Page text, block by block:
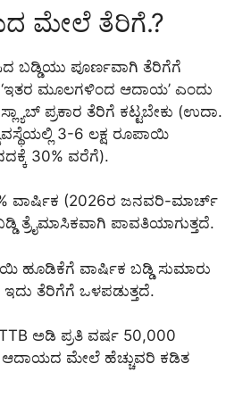
ಮೇಲೆ ತೆರಿಗೆ.?
ಬಡ್ಡಿಯು ಪೂರ್ಣವಾಗಿ ತೆರಿಗೆಗೆ
‘ಇತರ ಮೂಲಗಳಿಂದ ಆದಾಯ’ ಎಂದು
ಪ್ರಕಾರ ತೆರಿಗೆ ಕಟ್ಟಬೇಕು (ಉದಾ.
3-6 ಲಕ್ಷ ರೂಪಾಯಿ
30% ವರೆಗೆ).
ವಾರ್ಷಿಕ (2026ರ ಜನವರಿ-ಮಾರ್ಚ್
ತ್ರೈಮಾಸಿಕವಾಗಿ ಪಾವತಿಯಾಗುತ್ತದೆ.
ಹೂಡಿಕೆಗೆ ವಾರ್ಷಿಕ ಬಡ್ಡಿ ಸುಮಾರು
ತೆರಿಗೆಗೆ ಒಳಪಡುತ್ತದೆ.
ಅಡಿ ಪ್ರತಿ ವರ್ಷ 50,000
ಮೇಲೆ ಹೆಚ್ಚುವರಿ ಕಡಿತ